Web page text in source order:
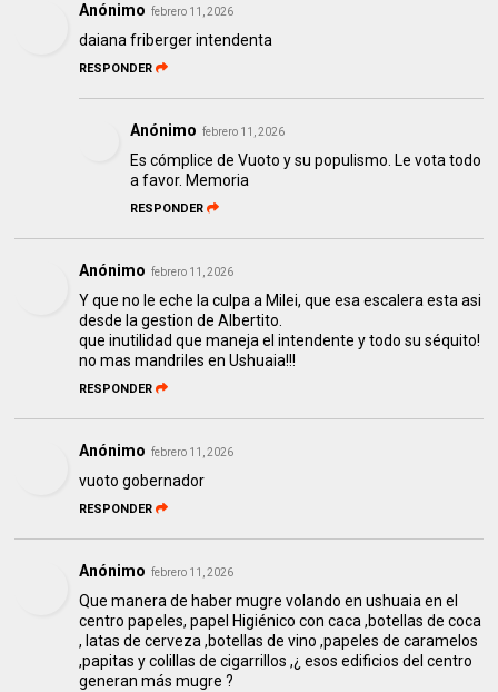
Anónimo febrero 11, 2026
daiana friberger intendenta
RESPONDER
Anónimo febrero 11, 2026
Es cómplice de Vuoto y su populismo. Le vota todo
a favor. Memoria
RESPONDER
Anónimo febrero 11, 2026
Y que no le eche la culpa a Milei, que esa escalera esta asi
desde la gestion de Albertito.
que inutilidad que maneja el intendente y todo su séquito!
no mas mandriles en Ushuaia!!!
RESPONDER
Anónimo febrero 11, 2026
vuoto gobernador
RESPONDER
Anónimo febrero 11, 2026
Que manera de haber mugre volando en ushuaia en el
centro papeles, papel Higiénico con caca ,botellas de coca
, latas de cerveza ,botellas de vino ,papeles de caramelos
,papitas y colillas de cigarrillos ,¿ esos edificios del centro
generan más mugre ?